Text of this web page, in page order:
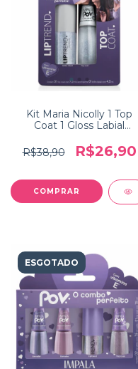
Kit Maria Nicolly 1 Top
Coat 1 Gloss Labial
R$38,90
R$26,90
ESGOTADO